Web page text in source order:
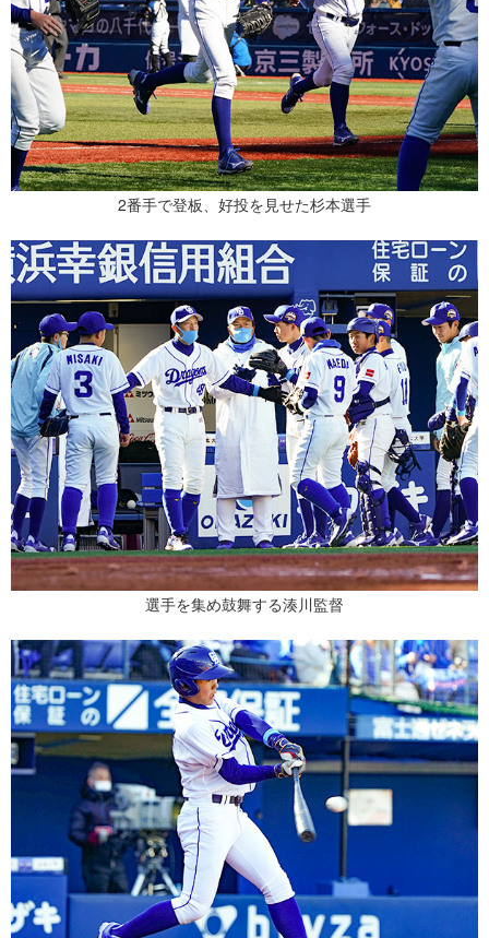
2番手で登板、好投を見せた杉本選手
選手を集め鼓舞する湊川監督